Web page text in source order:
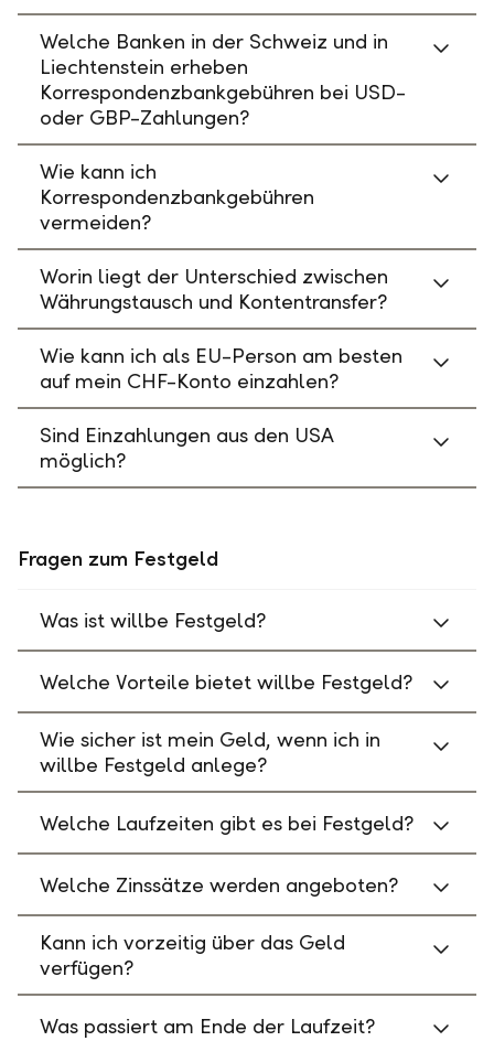
Welche Banken in der Schweiz und in
Liechtenstein erheben
Korrespondenzbankgebühren bei USD-
oder GBP-Zahlungen?
Wie kann ich
Korrespondenzbankgebühren
vermeiden?
Worin liegt der Unterschied zwischen
Währungstausch und Kontentransfer?
Wie kann ich als EU-Person am besten
auf mein CHF-Konto einzahlen?
Sind Einzahlungen aus den USA
möglich?
Fragen zum Festgeld
Was ist willbe Festgeld?
Welche Vorteile bietet willbe Festgeld?
Wie sicher ist mein Geld, wenn ich in
willbe Festgeld anlege?
Welche Laufzeiten gibt es bei Festgeld?
Welche Zinssätze werden angeboten?
Kann ich vorzeitig über das Geld
verfügen?
Was passiert am Ende der Laufzeit?